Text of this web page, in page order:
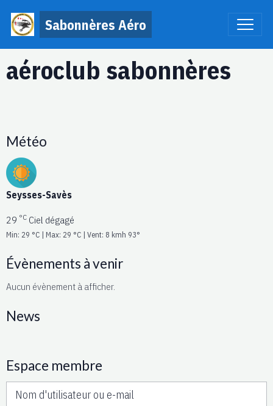
Sabonnères Aéro
aéroclub sabonnères
Météo
Seysses-Savès
29 °C Ciel dégagé
Min: 29 °C | Max: 29 °C | Vent: 8 kmh 93°
Évènements à venir
Aucun évènement à afficher.
News
Espace membre